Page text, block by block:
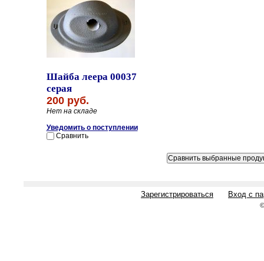
Шайба леера 00037
серая
200 руб.
Нет на складе
Уведомить о поступлении
Сравнить
Зарегистрироваться Вход с